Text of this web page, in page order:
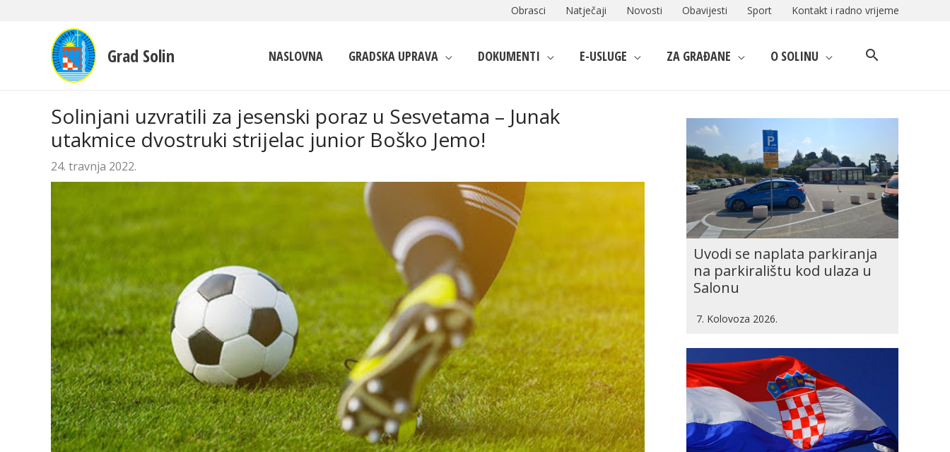
Obrasci Natječaji Novosti Obavijesti Sport Kontakt i radno vrijeme
Grad Solin NASLOVNA GRADSKA UPRAVA DOKUMENTI E-USLUGE ZA GRAĐANE O SOLINU
Solinjani uzvratili za jesenski poraz u Sesvetama – Junak
utakmice dvostruki strijelac junior Boško Jemo!
24. travnja 2022.
Uvodi se naplata parkiranja
na parkiralištu kod ulaza u
Salonu
7. Kolovoza 2026.